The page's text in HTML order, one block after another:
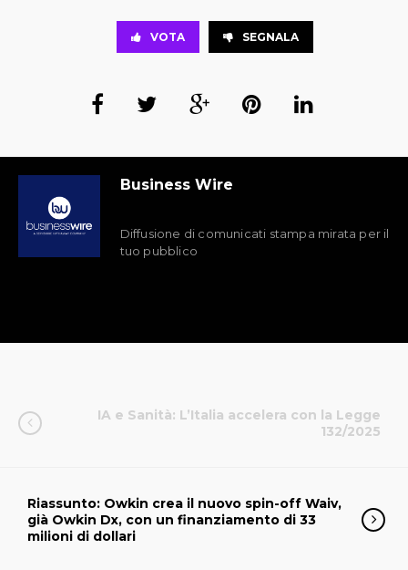
VOTA SEGNALA
Business Wire
Diffusione di comunicati stampa mirata per il
tuo pubblico
IA e Sanità: L’Italia accelera con la Legge
132/2025
Riassunto: Owkin crea il nuovo spin-off Waiv,
già Owkin Dx, con un finanziamento di 33
milioni di dollari